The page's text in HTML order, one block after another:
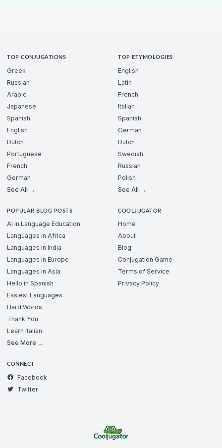
TOP CONJUGATIONS
Greek
Russian
Arabic
Japanese
Spanish
English
Dutch
Portuguese
French
German
See All →
TOP ETYMOLOGIES
English
Latin
French
Italian
Spanish
German
Dutch
Swedish
Russian
Polish
See All →
POPULAR BLOG POSTS
AI in Language Education
Languages in Africa
Languages in India
Languages in Europe
Languages in Asia
Hello in Spanish
Easiest Languages
Hard Words
Thank You
Learn Italian
See More →
COOLJUGATOR
Home
About
Blog
Conjugation Game
Terms of Service
Privacy Policy
CONNECT
Facebook
Twitter